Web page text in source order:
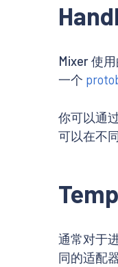
Mixer 使
一个
你可以通
可以在不
通常对于
同的适配